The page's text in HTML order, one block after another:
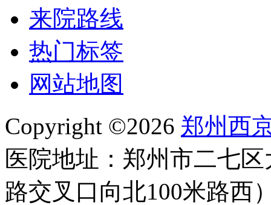
来院路线
热门标签
网站地图
Copyright ©2026 郑州西
医院地址：郑州市二七
路交叉口向北100米路西